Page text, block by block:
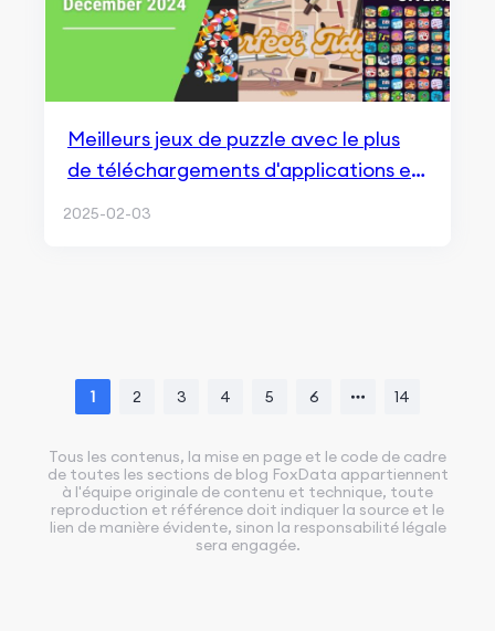
Meilleurs jeux de puzzle avec le plus
de téléchargements d'applications en
2025-02-03
1 2 3 4 5 6 14
Tous les contenus, la mise en page et le code de cadre
de toutes les sections de blog FoxData appartiennent
à l'équipe originale de contenu et technique, toute
reproduction et référence doit indiquer la source et le
lien de manière évidente, sinon la responsabilité légale
sera engagée.